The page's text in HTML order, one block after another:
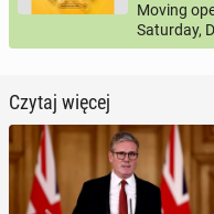
Moving
Saturday,
Czytaj więcej